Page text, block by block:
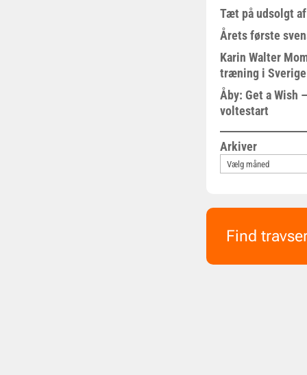
Tæt på udsolgt
Årets første
Karin Walter
træning i Sverige
Åby: Get a Wish
voltestart
Arkiver
Find